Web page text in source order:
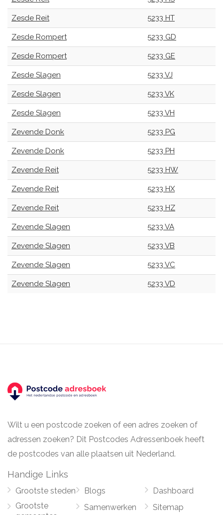
Zesde Reit 5233 HT
Zesde Rompert 5233 GD
Zesde Rompert 5233 GE
Zesde Slagen 5233 VJ
Zesde Slagen 5233 VK
Zesde Slagen 5233 VH
Zevende Donk 5233 PG
Zevende Donk 5233 PH
Zevende Reit 5233 HW
Zevende Reit 5233 HX
Zevende Reit 5233 HZ
Zevende Slagen 5233 VA
Zevende Slagen 5233 VB
Zevende Slagen 5233 VC
Zevende Slagen 5233 VD
Wilt u een postcode zoeken of een adres zoeken of
adressen zoeken? Dit Postcodes Adressenboek heeft
de postcodes van alle plaatsen uit Nederland.
Handige Links
Grootste steden
Grootste
Blogs
Samenwerken
Dashboard
Sitemap